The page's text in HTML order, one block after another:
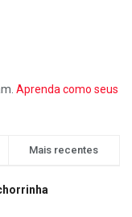
Aprenda como seus
Mais recentes